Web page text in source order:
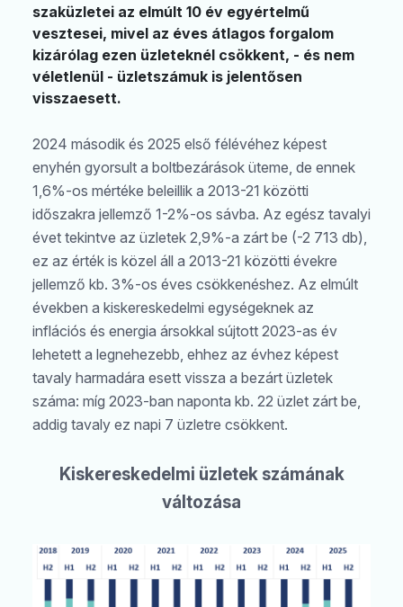
szaküzletei az elmúlt 10 év egyértelmű
vesztesei, mivel az éves átlagos forgalom
kizárólag ezen üzleteknél csökkent, - és nem
véletlenül - üzletszámuk is jelentősen
visszaesett.
2024 második és 2025 első félévéhez képest
enyhén gyorsult a boltbezárások üteme, de ennek
1,6%-os mértéke beleillik a 2013-21 közötti
időszakra jellemző 1-2%-os sávba. Az egész tavalyi
évet tekintve az üzletek 2,9%-a zárt be (-2 713 db),
ez az érték is közel áll a 2013-21 közötti évekre
jellemző kb. 3%-os éves csökkenéshez. Az elmúlt
években a kiskereskedelmi egységeknek az
inflációs és energia ársokkal sújtott 2023-as év
lehetett a legnehezebb, ehhez az évhez képest
tavaly harmadára esett vissza a bezárt üzletek
száma: míg 2023-ban naponta kb. 22 üzlet zárt be,
addig tavaly ez napi 7 üzletre csökkent.
Kiskereskedelmi üzletek számának
változása